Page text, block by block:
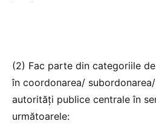
(2) Fac parte din categoriile
în coordonarea/
autorități publice centrale în
următoarele: